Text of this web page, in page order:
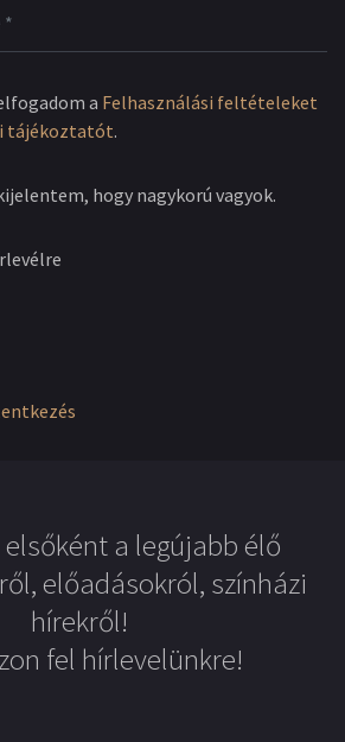
a Felhasználási feltételeket
tájékoztatót.
hogy nagykorú vagyok.
a legújabb élő
előadásokról, színházi
hírekről!
fel hírlevelünkre!